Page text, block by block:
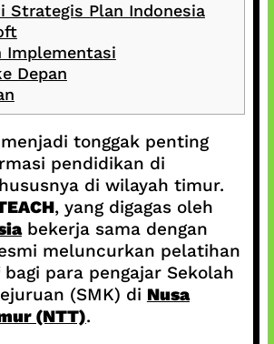
Strategis Plan Indonesia
Implementasi
Depan
tonggak penting
pendidikan di
di wilayah timur.
, yang digagas oleh
bekerja sama dengan
meluncurkan pelatihan
bagi para pengajar Sekolah
(SMK) di Nusa
(NTT).